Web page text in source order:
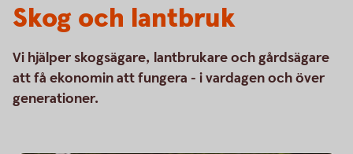
Skog och lantbruk
Vi hjälper skogsägare, lantbrukare och gårdsägare
att få ekonomin att fungera - i vardagen och över
generationer.